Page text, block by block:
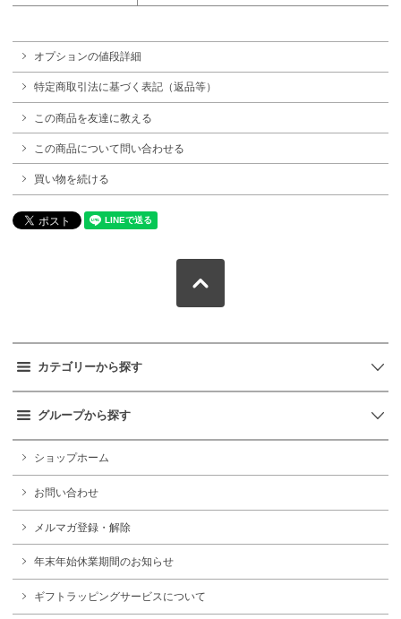
オプションの値段詳細
特定商取引法に基づく表記（返品等）
この商品を友達に教える
この商品について問い合わせる
買い物を続ける
カテゴリーから探す
グループから探す
ショップホーム
お問い合わせ
メルマガ登録・解除
年末年始休業期間のお知らせ
ギフトラッピングサービスについて